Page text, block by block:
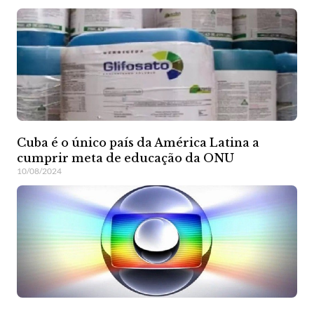
Cuba é o único país da América Latina a
cumprir meta de educação da ONU
10/08/2024